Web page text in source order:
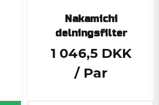
Nakamichi
delningsfilter
1 046,5 DKK
/ Par